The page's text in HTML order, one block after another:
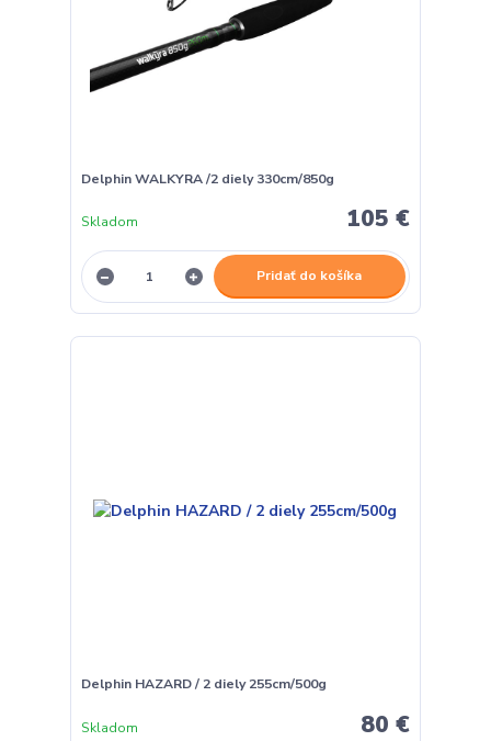
Delphin WALKYRA /2 diely 330cm/850g
105 €
Skladom
Pridať do košíka
Delphin HAZARD / 2 diely 255cm/500g
80 €
Skladom